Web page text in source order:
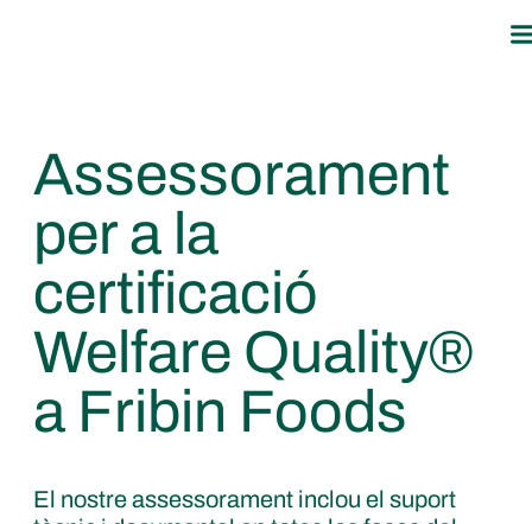
Assessorament
per a la
certificació
Welfare Quality®
a Fribin Foods
El nostre assessorament inclou el suport